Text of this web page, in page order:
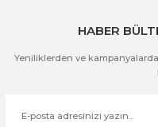
HABER
Yeniliklerden ve